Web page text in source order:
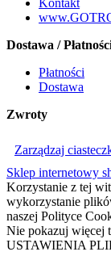
Kontakt
Dostawa /
Płatności
Dostawa
Zwroty
Zarządzaj
Sklep internetowy
Korzystanie z tej
wykorzystanie
naszej Polityce
Nie pokazuj więcej
USTAWIENIA